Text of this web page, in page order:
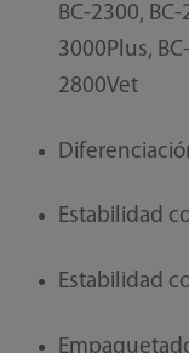
BC-2300,
3000Plus,
2800Vet
Estabilidad
Estabilidad